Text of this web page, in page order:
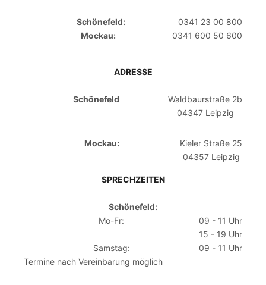
Schönefeld:
0341 23 00 800
Mockau:
0341 600 50 600
ADRESSE
Schönefeld
Waldbaurstraße 2b
04347 Leipzig
Mockau:
Kieler Straße 25
04357 Leipzig
SPRECHZEITEN
Schönefeld:
Mo-Fr:
09 - 11 Uhr
15 - 19 Uhr
Samstag:
09 - 11 Uhr
Termine nach Vereinbarung möglich